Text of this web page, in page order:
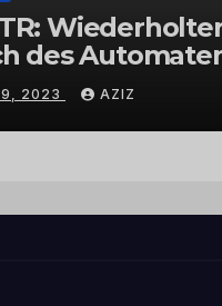
des
in
am
2023 AZIZ